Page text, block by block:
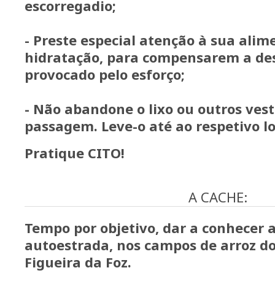
escorregadio;
- Preste especial atenção à sua
hidratação, para compensarem a
provocado pelo esforço;
- Não abandone o lixo ou outros
passagem. Leve-o até ao respetivo
Pratique CITO!
A CACHE:
Tempo por objetivo, dar a conhecer
autoestrada, nos campos de arroz
Figueira da Foz.